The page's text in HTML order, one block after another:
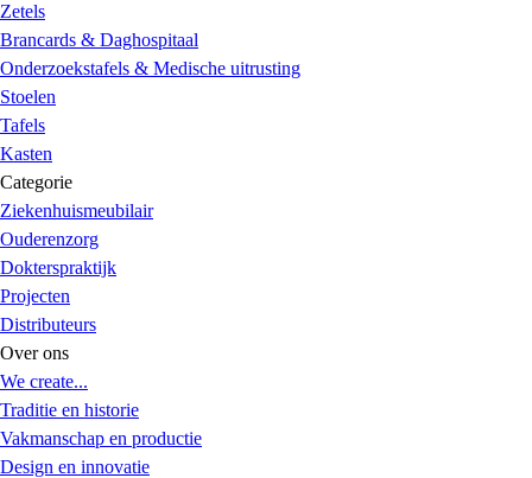
Zetels
Brancards & Daghospitaal
Onderzoekstafels & Medische uitrusting
Stoelen
Tafels
Kasten
Categorie
Ziekenhuismeubilair
Ouderenzorg
Dokterspraktijk
Projecten
Distributeurs
Over ons
We create...
Traditie en historie
Vakmanschap en productie
Design en innovatie